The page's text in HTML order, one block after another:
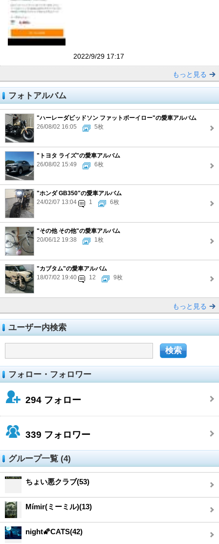
2022/9/29 17:17
もっと見る
フォトアルバム
"ハーレーダビッドソン ファットボーイロー"の愛車アルバム
26/08/02 16:05
5枚
"トヨタ ライズ"の愛車アルバム
26/08/02 15:49
6枚
"ホンダ GB350"の愛車アルバム
24/02/07 13:04
1 6枚
"その他 その他"の愛車アルバム
20/06/12 19:38
1枚
"カブタム"の愛車アルバム
18/07/02 19:40
12 9枚
もっと見る
ユーザー内検索
フォロー・フォロワー
294 フォロー
339 フォロワー
グループ一覧 (4)
ちょい悪クラブ(53)
Mímir(ミーミル)(13)
night🌠CATS(42)